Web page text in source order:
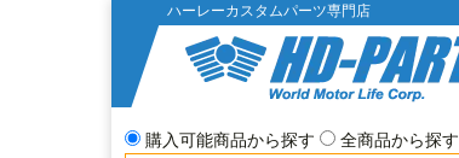
ハーレーカスタムパーツ専門店
購入可能商品から探す
全商品から探す